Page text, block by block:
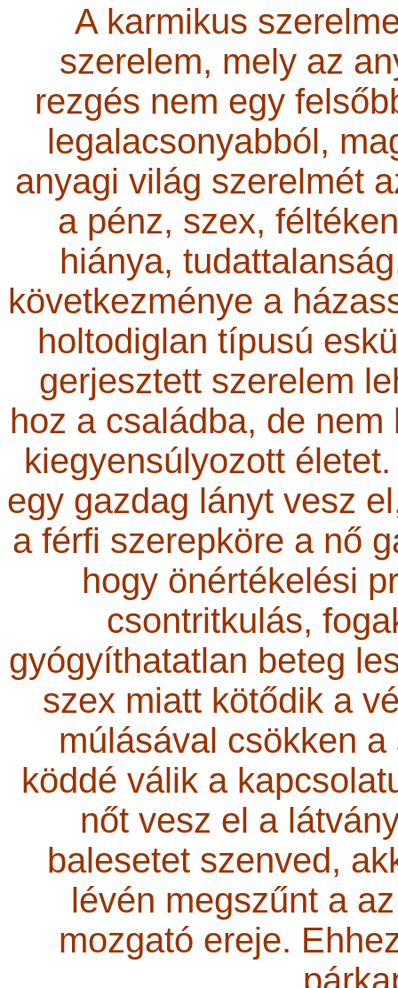
A karmikus
szerelem, mely az
rezgés nem egy
legalacsonyabból,
anyagi világ szerelmét
a pénz, szex,
hiánya,
következménye a
holtodiglan típusú
gerjesztett szerelem
hoz a családba, de
kiegyensúlyozott
egy gazdag lányt vesz
a férfi szerepköre a nő
hogy önértékelési
csontritkulás,
gyógyíthatatlan beteg
szex miatt kötődik a
múlásával csökken
köddé válik a
nőt vesz el a
balesetet szenved,
lévén megszűnt a
mozgató ereje.